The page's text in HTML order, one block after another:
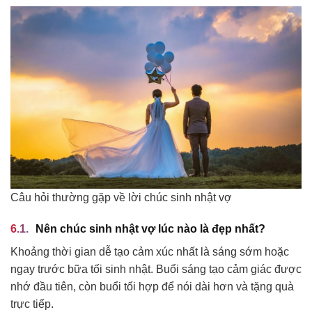
Câu hỏi thường gặp về lời chúc sinh nhật vợ
Nên chúc sinh nhật vợ lúc nào là đẹp nhất?
Khoảng thời gian dễ tạo cảm xúc nhất là sáng sớm hoặc
ngay trước bữa tối sinh nhật. Buổi sáng tạo cảm giác được
nhớ đầu tiên, còn buổi tối hợp để nói dài hơn và tặng quà
trực tiếp.